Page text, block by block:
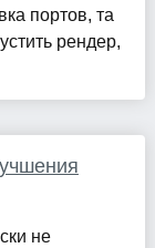
портов, та
рендер,
не